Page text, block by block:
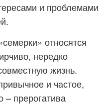
и проблемами
относятся
нередко
жизнь.
и частое,
прерогатива